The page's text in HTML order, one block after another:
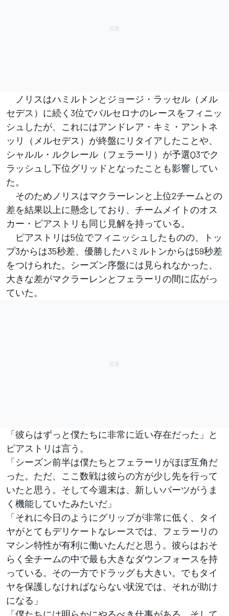
ノリスはハミルトンとジョージ・ラッセル（メル
セデス）に続く3位でバルセロナのレースをフィニッ
シュしたが、これにはアンドレア・キミ・アントネ
ッリ（メルセデス）が終盤にリタイアしたことや、
シャルル・ルクレール（フェラーリ）が予選Q3でク
ラッシュし下位グリッドとなったことも影響してい
た。
そのためノリスはマクラーレンと上位2チームとの
差を結果以上に懸念しており、チームメイトのオス
カー・ピアストリも同じ見解を持っている。
ピアストリは5位でフィニッシュしたものの、トッ
プ3からは35秒差、優勝したハミルトンからは59秒差
をつけられた。シーズン序盤には見られなかった、
大きな差がマクラーレンとフェラーリの間に広がっ
ていた。
「彼らはずっと僕たちに非常に近い存在だった」と
ピアストリは言う。
「シーズン前半は僕たちとフェラーリがほぼ互角だ
った。ただ、ここ数戦は彼らの方が少し先を行って
いたと思う。そして今週末は、新しいパーツがうま
く機能していたみたいだ」
「それに今日のようにグリップが非常に低く、タイ
ヤがとてもデリケートなレースでは、フェラーリの
マシン特性が有利に働いたんだと思う。彼らはおそ
らく全チームの中で最も大きなダウンフォースを持
っている。その一方でドラッグも大きい。でもタイ
ヤを保護しなければならない状況では、それが助け
になる」